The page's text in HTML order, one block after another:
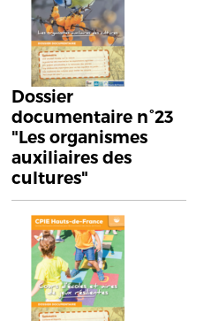
Dossier
documentaire n°23
"Les organismes
auxiliaires des
cultures"